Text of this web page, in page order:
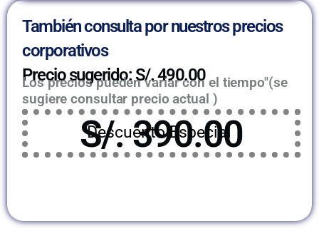
También consulta por nuestros precios
corporativos
Precio sugerido: S/. 490.00
Los precios pueden variar con el tiempo"(se
sugiere consultar precio actual )
Descuento Especial
S/. 390.00